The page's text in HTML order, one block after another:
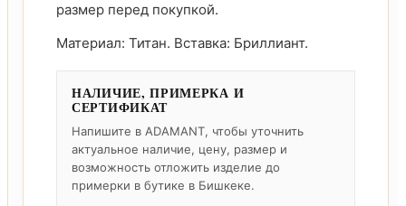
размер перед покупкой.
Материал: Титан. Вставка: Бриллиант.
НАЛИЧИЕ, ПРИМЕРКА И
СЕРТИФИКАТ
Напишите в ADAMANT, чтобы уточнить
актуальное наличие, цену, размер и
возможность отложить изделие до
примерки в бутике в Бишкеке.